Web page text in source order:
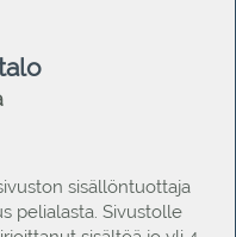
sisällöntuottaja
pelialasta. Sivustolle